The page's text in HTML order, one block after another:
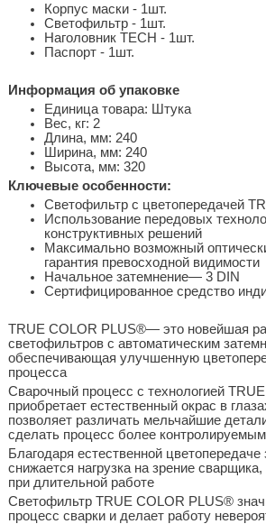
Корпус маски - 1шт.
Светофильтр - 1шт.
Наголовник TECH - 1шт.
Паспорт - 1шт.
Информация об упаковке
Единица товара: Штука
Вес, кг: 2
Длина, мм: 240
Ширина, мм: 240
Высота, мм: 320
Ключевые особенности:
Светофильтр с цветопередачей
Использование передовых
конструктивных решений
Максимально возможный
гарантия превосходной видимости
Начальное затемнение— 3 DIN
Сертифицированное средство
TRUE COLOR PLUS®— это новейшая
светофильтров с автоматическим
обеспечивающая улучшенную
процесса
Сварочный процесс с технологией
приобретает естественный окрас в
позволяет различать мельчайшие
сделать процесс более
Благодаря естественной цветопередаче
снижается нагрузка на зрение
при длительной работе
Светофильтр TRUE COLOR PLUS®
процесс сварки и делает работу